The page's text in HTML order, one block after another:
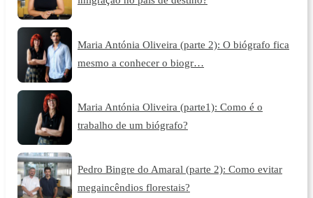
Maria Antónia Oliveira (parte 2): O biógrafo fica
mesmo a conhecer o biogr…
Maria Antónia Oliveira (parte1): Como é o
trabalho de um biógrafo?
Pedro Bingre do Amaral (parte 2): Como evitar
megaincêndios florestais?